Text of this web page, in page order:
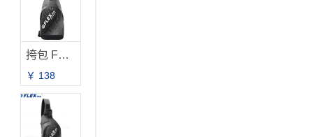
挎包 FB-2033 新品上市
￥ 138